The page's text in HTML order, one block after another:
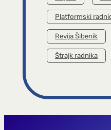
Platformski
Revija Šibenik
Štrajk radnika